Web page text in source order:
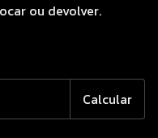
ou devolver.
Calcular